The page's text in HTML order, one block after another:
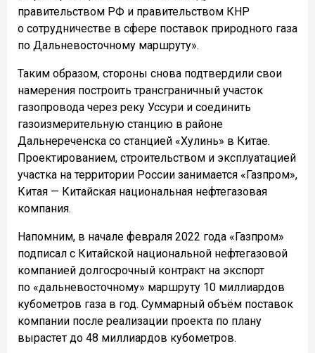
правительством РФ и правительством КНР
о сотрудничестве в сфере поставок природного газа
по Дальневосточному маршруту».
Таким образом, стороны снова подтвердили свои
намерения построить трансграничный участок
газопровода через реку Уссури и соединить
газоизмерительную станцию в районе
Дальнереченска со станцией «Хулинь» в Китае.
Проектированием, строительством и эксплуатацией
участка на территории России занимается «Газпром»,
Китая — Китайская национальная нефтегазовая
компания.
Напомним, в начале февраля 2022 года «Газпром»
подписал с Китайской национальной нефтегазовой
компанией долгосрочный контракт на экспорт
по «дальневосточному» маршруту 10 миллиардов
кубометров газа в год. Суммарный объём поставок
компании после реализации проекта по плану
вырастет до 48 миллиардов кубометров.